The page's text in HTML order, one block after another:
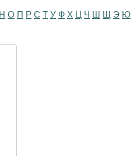
Н О П Р С Т У Ф Х Ц Ч Ш Щ Э Ю